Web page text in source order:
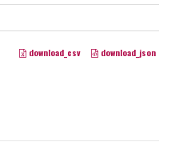
download_csv download_json